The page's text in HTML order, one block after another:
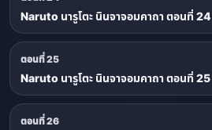
Naruto นารูโตะ นินจาจอมคาถา ตอนที่ 24
ตอนที่ 25
Naruto นารูโตะ นินจาจอมคาถา ตอนที่ 25
ตอนที่ 26